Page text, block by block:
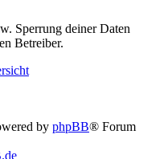
Sperrung deiner Daten
Betreiber.
by phpBB® Forum